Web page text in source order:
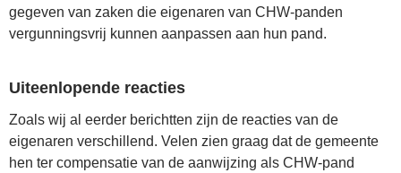
gegeven van zaken die eigenaren van CHW-panden
vergunningsvrij kunnen aanpassen aan hun pand.
Uiteenlopende reacties
Zoals wij al eerder berichtten zijn de reacties van de
eigenaren verschillend. Velen zien graag dat de gemeente
hen ter compensatie van de aanwijzing als CHW-pand